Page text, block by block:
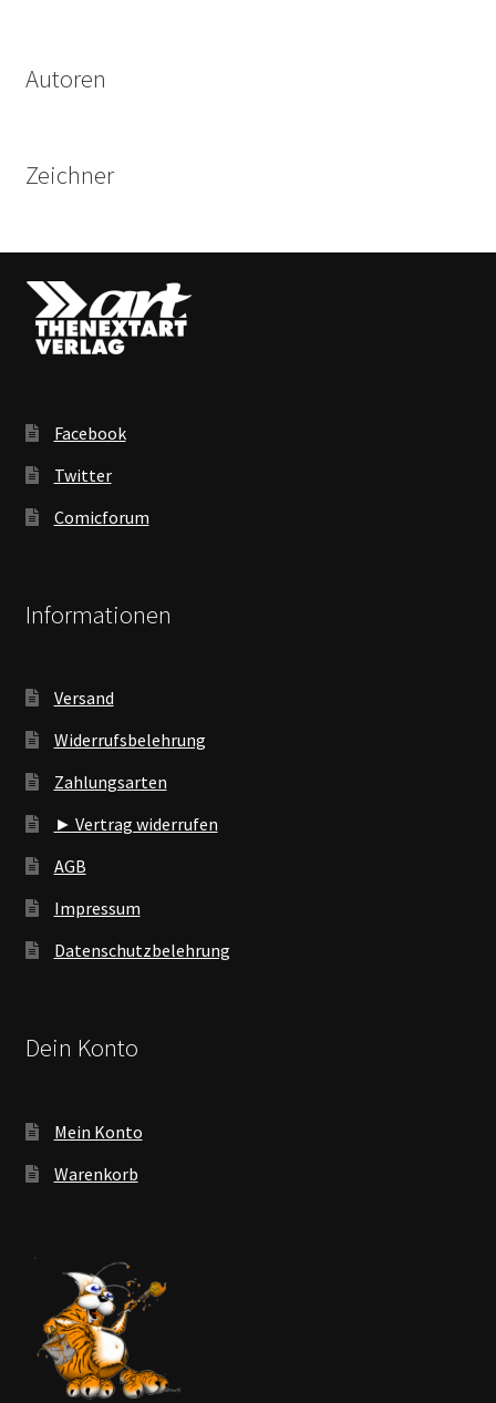
Autoren
Zeichner
Facebook
Twitter
Comicforum
Informationen
Versand
Widerrufsbelehrung
Zahlungsarten
► Vertrag widerrufen
AGB
Impressum
Datenschutzbelehrung
Dein Konto
Mein Konto
Warenkorb